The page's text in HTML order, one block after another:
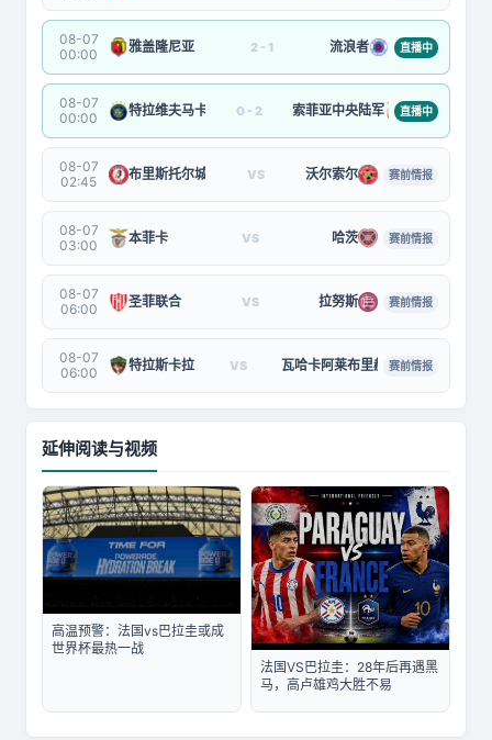
08-07
00:00
雅盖隆尼亚 2 - 1 流浪者 直播中
08-07
00:00
特拉维夫马卡比 0 - 2 索菲亚中央陆军 直播中
08-07
02:45
布里斯托尔城 VS 沃尔索尔 赛前情报
08-07
03:00
本菲卡 VS 哈茨 赛前情报
08-07
06:00
圣菲联合 VS 拉努斯 赛前情报
08-07
06:00
特拉斯卡拉 VS 瓦哈卡阿莱布里赫斯赛前情报
延伸阅读与视频
高温预警：法国vs巴拉圭或成
世界杯最热一战
法国VS巴拉圭：28年后再遇黑
马，高卢雄鸡大胜不易